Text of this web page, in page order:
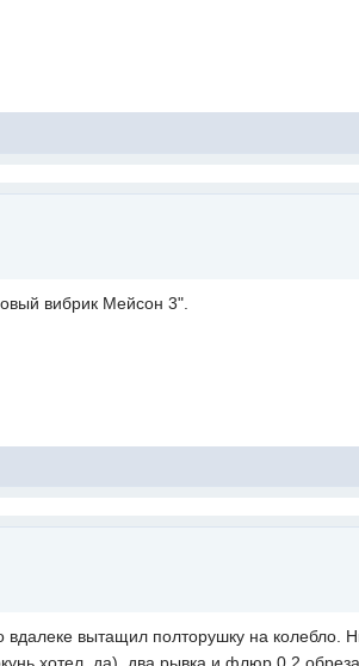
вибрик Мейсон 3".
вытащил полторушку на колебло.